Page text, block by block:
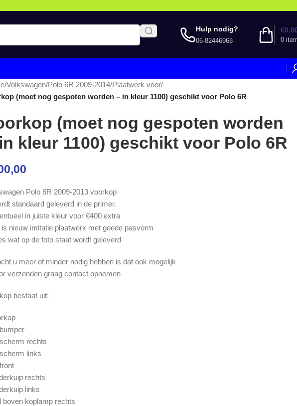
Hulp nodig?
06-82446968 0
€
/Volkswagen/Polo 6R 2009-2014/Plaatwerk voor/
(moet nog gespoten worden – in kleur 1100) geschikt voor Polo 6R
(moet nog gespoten worden
kleur 1100) geschikt voor Polo 6R
Polo 6R 2009-2013 voorkop
standaard geleverd in de primer.
in juiste kleur voor €400 extra
nieuw imitatie plaatwerk met goede pasvorm
wat op de foto staat wordt geleverd
u meer of minder nodig hebben is dat ook mogelijk
verzenden graag contact opnemen
bestaat uit:
rechts
links
rechts
links
boven koplamp rechts